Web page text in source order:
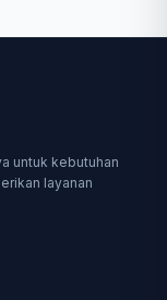
untuk kebutuhan
layanan